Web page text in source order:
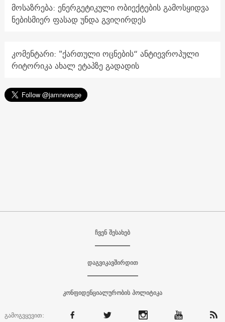
მოსაზრება: ენერგეტიკული ობიექტების გამოსყიდვა
ნებისმიერ ფასად უნდა გვიღირდეს
კომენტარი: "ქართული ოცნების“ ანტიევროპული
რიტორიკა ახალ ეტაპზე გადადის
ჩვენ შესახებ
დაგვიკავშირდით
კონფიდენციალურობის პოლიტიკა
გამოგვყევით: